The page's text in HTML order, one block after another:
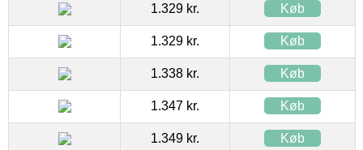
1.329 kr. Køb
1.329 kr. Køb
1.338 kr. Køb
1.347 kr. Køb
1.349 kr. Køb